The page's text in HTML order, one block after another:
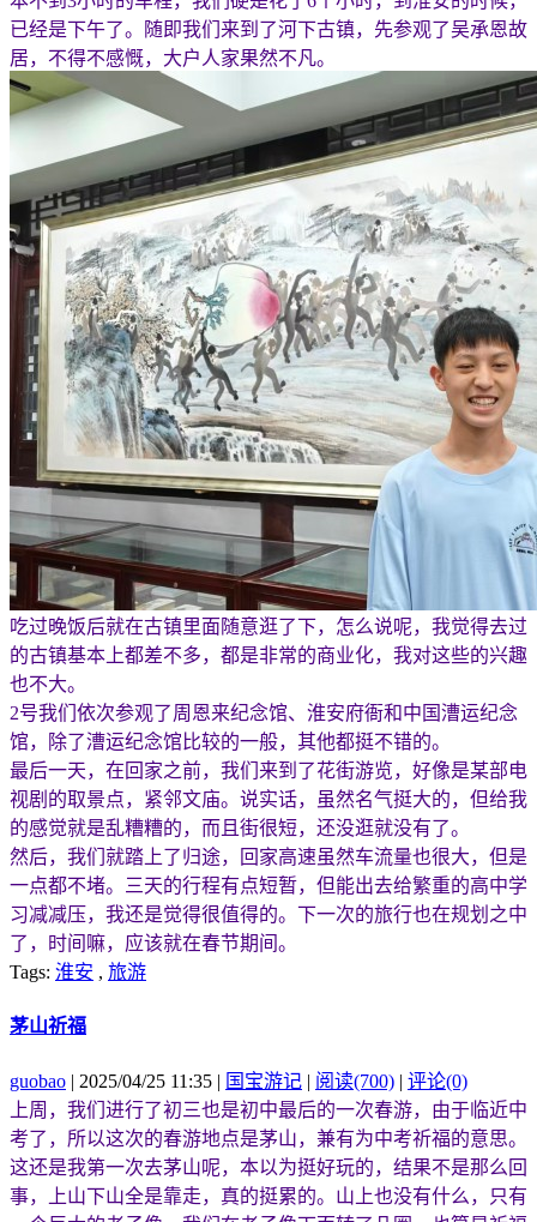
已经是下午了。随即我们来到了河下古镇，先参观了吴承恩故
居，不得不感慨，大户人家果然不凡。
吃过晚饭后就在古镇里面随意逛了下，怎么说呢，我觉得去过
的古镇基本上都差不多，都是非常的商业化，我对这些的兴趣
也不大。
2号我们依次参观了周恩来纪念馆、淮安府衙和中国漕运纪念
馆，除了漕运纪念馆比较的一般，其他都挺不错的。
最后一天，在回家之前，我们来到了花街游览，好像是某部电
视剧的取景点，紧邻文庙。说实话，虽然名气挺大的，但给我
的感觉就是乱糟糟的，而且街很短，还没逛就没有了。
然后，我们就踏上了归途，回家高速虽然车流量也很大，但是
一点都不堵。三天的行程有点短暂，但能出去给繁重的高中学
习减减压，我还是觉得很值得的。下一次的旅行也在规划之中
了，时间嘛，应该就在春节期间。
Tags: 淮安 , 旅游
茅山祈福
guobao | 2025/04/25 11:35 | 国宝游记 | 阅读(700) | 评论(0)
上周，我们进行了初三也是初中最后的一次春游，由于临近中
考了，所以这次的春游地点是茅山，兼有为中考祈福的意思。
这还是我第一次去茅山呢，本以为挺好玩的，结果不是那么回
事，上山下山全是靠走，真的挺累的。山上也没有什么，只有